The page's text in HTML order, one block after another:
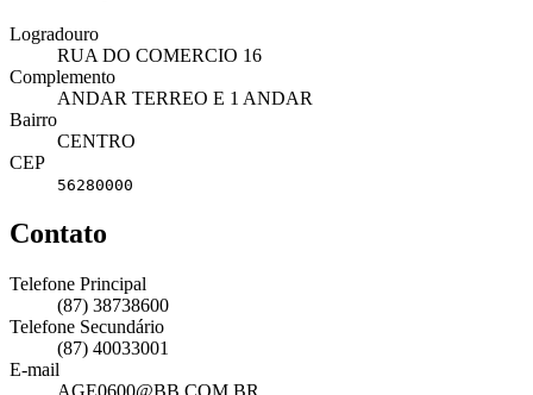
Logradouro
RUA DO COMERCIO 16
Complemento
ANDAR TERREO E 1 ANDAR
Bairro
CENTRO
CEP
56280000
Contato
Telefone Principal
(87) 38738600
Telefone Secundário
(87) 40033001
E-mail